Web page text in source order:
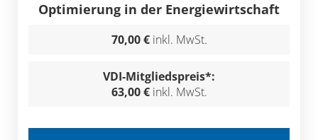
Optimierung in der Energiewirtschaft
70,00 € inkl. MwSt.
VDI-Mitgliedspreis*:
63,00 € inkl. MwSt.